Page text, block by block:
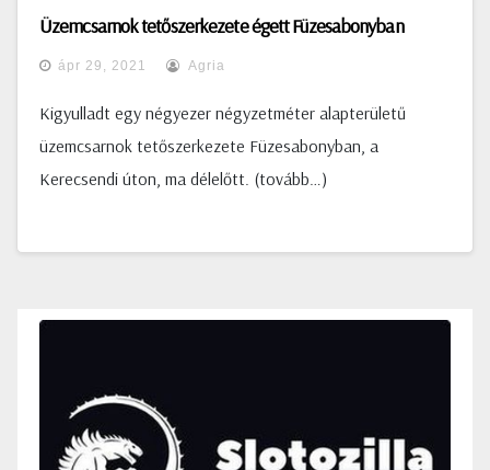
Üzemcsarnok tetőszerkezete égett Füzesabonyban
ápr 29, 2021 Agria
Kigyulladt egy négyezer négyzetméter alapterületű
üzemcsarnok tetőszerkezete Füzesabonyban, a
Kerecsendi úton, ma délelőtt. (tovább…)